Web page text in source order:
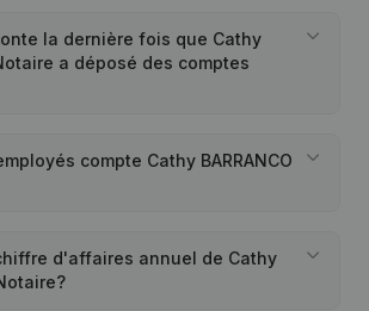
la dernière fois que Cathy
a déposé des comptes
compte Cathy BARRANCO
d'affaires annuel de Cathy